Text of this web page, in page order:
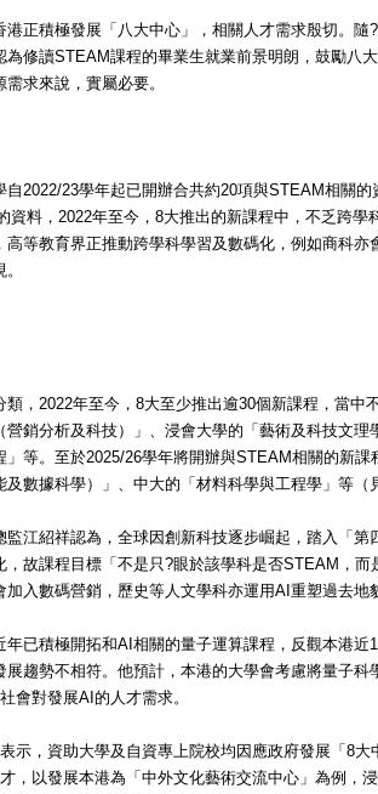
正積極發展「八大中心」，相關人才需求殷切。隨
修讀STEAM課程的畢業生就業前景明朗，鼓勵八
求來說，實屬必要。
2022/23學年起已開辦合共約20項與STEAM相關的
資料，2022年至今，8大推出的新課程中，不乏跨學
高等教育界正推動跨學科學習及數碼化，例如商科亦
，2022年至今，8大至少推出逾30個新課程，當中
銷分析及科技）」、浸會大學的「藝術及科技文理
」等。至於2025/26學年將開辦與STEAM相關的新課
數據科學）」、中大的「材料科學與工程學」等（
江紹祥認為，全球因創新科技逐步崛起，踏入「第
故課程目標「不是只?眼於該學科是否STEAM，而
入數碼營銷，歷史等人文學科亦運用AI重塑過去地
已積極開拓和AI相關的量子運算課程，反觀本港近
趨勢不相符。他預計，本港的大學會考慮將量子科
會對發展AI的人才需求。
示，資助大學及自資專上院校均因應政府發展「8大
，以發展本港為「中外文化藝術交流中心」為例，